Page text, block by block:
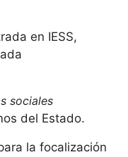
en IESS,
sociales
del Estado.
la focalización